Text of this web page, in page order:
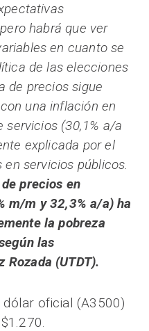
habrá que ver
en cuanto se
de las elecciones
de precios sigue
una inflación en
servicios (30,1% a/a
explicada por el
servicios públicos.
precios en
m/m y 32,3% a/a) ha
la pobreza
las
Rozada (UTDT).
dólar oficial (A3500)